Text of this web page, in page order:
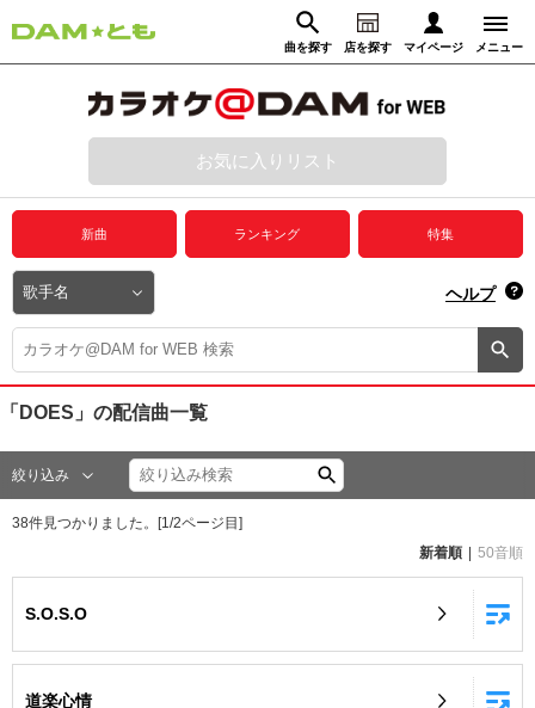
曲を探す 店を探す マイページ メニュー
動画からさがす 録音からさがす
ログイン
プレミアムサービス
DAM★とも動画
DAM★とも録音
カラオケ＠DAM
ユーザー検索
DAMの新曲・ランキングなど
お気に入りリスト
新曲 ランキング 特集
ヘルプ
「DOES」 の配信曲一覧
絞り込み
38件見つかりました。[1 /2ページ目]
新着順
50音順
S.O.S.O
道楽心情